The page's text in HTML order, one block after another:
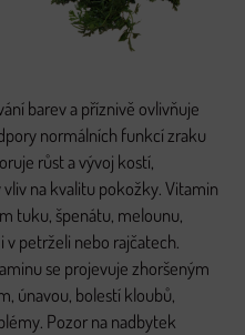
barev a příznivě ovlivňuje
normálních funkcí zraku
růst a vývoj kostí,
na kvalitu pokožky. Vitamin
tuku, špenátu, melounu,
petrželi nebo rajčatech.
se projevuje zhoršeným
únavou, bolestí kloubů,
Pozor na nadbytek